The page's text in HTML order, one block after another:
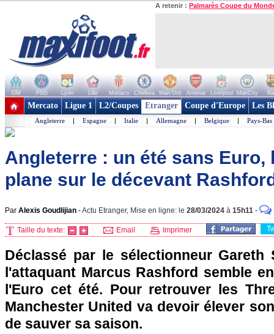
A retenir : Palmarès Coupe du
OM PSG Lyon Lille Monaco Chelsea Man Utd Arsenal Liverpool ManCity
+ de clubs
Mercato Ligue 1 L2/Coupes Etranger Coupe d'Europe Les
Angleterre | Espagne | Italie | Allemagne | Belgique | Pays-Bas
Angleterre : un été sans Euro,
plane sur le décevant
Par Alexis Goudlijian -Actu Etranger, Mise en ligne: le 28/03/2024 à 15h11 -
Taille du texte: Email Imprimer
Déclassé par le sélectionneur Gareth
l'attaquant Marcus Rashford semble
l'Euro cet été. Pour retrouver les
Manchester United va devoir élever
de sauver sa saison.